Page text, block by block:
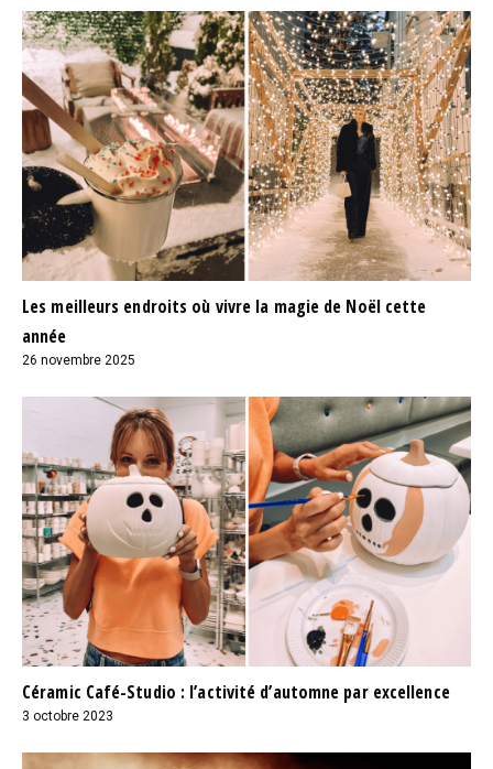
Les meilleurs endroits où vivre la magie de Noël cette
année
26 novembre 2025
Céramic Café-Studio : l’activité d’automne par excellence
3 octobre 2023